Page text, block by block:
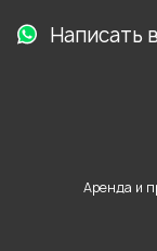
Написать
Аренда и